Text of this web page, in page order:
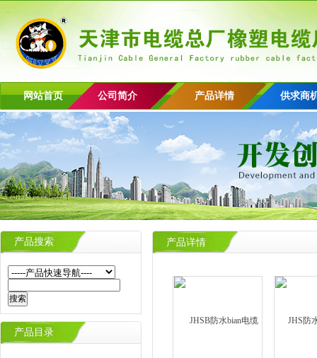
网站首页 公司简介 产品详情 供求商
产品搜索
产品目录
产品详情